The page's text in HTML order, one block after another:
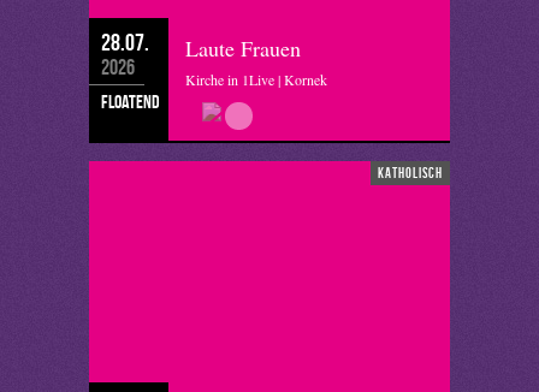
28.07.
2026
floatend
Laute Frauen
Kirche in 1Live | Kornek
katholisch